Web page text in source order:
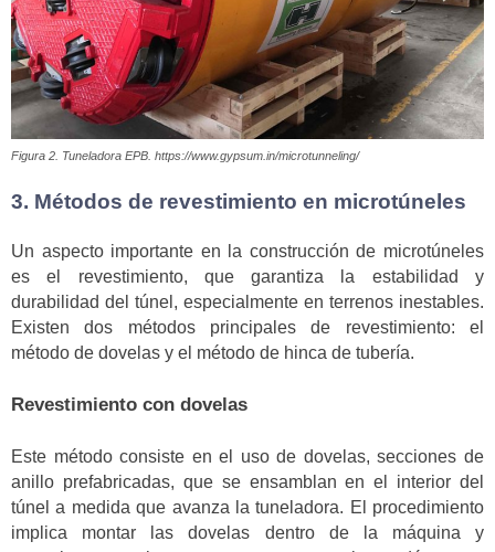
Figura 2. Tuneladora EPB. https://www.gypsum.in/microtunneling/
3. Métodos de revestimiento en microtúneles
Un aspecto importante en la construcción de microtúneles
es el revestimiento, que garantiza la estabilidad y
durabilidad del túnel, especialmente en terrenos inestables.
Existen dos métodos principales de revestimiento: el
método de dovelas y el método de hinca de tubería.
Revestimiento con dovelas
Este método consiste en el uso de dovelas, secciones de
anillo prefabricadas, que se ensamblan en el interior del
túnel a medida que avanza la tuneladora. El procedimiento
implica montar las dovelas dentro de la máquina y